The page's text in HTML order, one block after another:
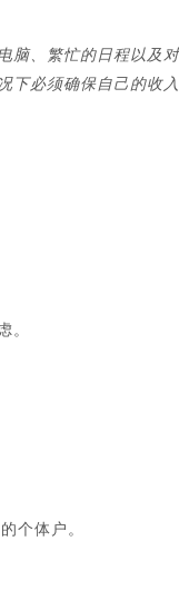
脑、繁忙的日程以及
下必须确保自己的收
个体户。